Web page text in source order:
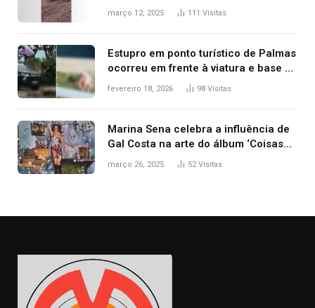
ribanceira de rodovia
março 12, 2025 111 Visitas
Estupro em ponto turístico de Palmas
ocorreu em frente à viatura e base de
segurança; polícia investiga
fevereiro 18, 2026 98 Visitas
Marina Sena celebra a influência de
Gal Costa na arte do álbum ‘Coisas
naturais’
março 26, 2025 52Visitas